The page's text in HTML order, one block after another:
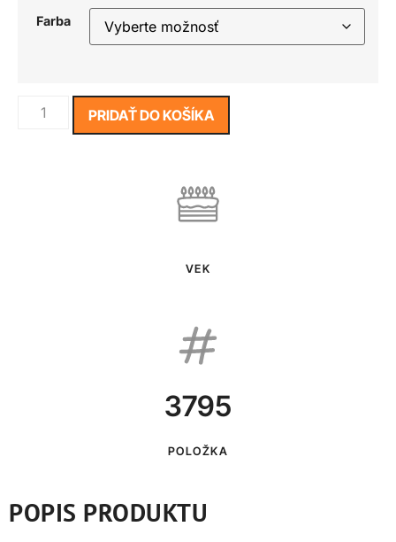
Farba
PRIDAŤ DO KOŠÍKA
VEK
3795
POLOŽKA
POPIS PRODUKTU